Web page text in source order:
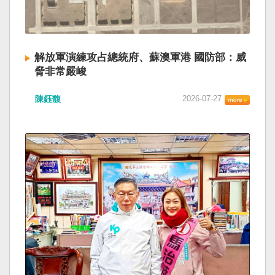
解放軍演練攻占總統府、蘇澳軍港 國防部：威
脅非常嚴峻
陳鈺馥 2026-07-27